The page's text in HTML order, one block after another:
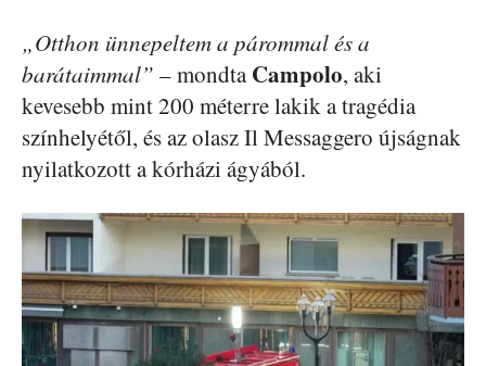
„Otthon ünnepeltem a párommal és a
barátaimmal” – mondtaCampolo, aki
kevesebb mint 200 méterre lakik a tragédia
színhelyétől, és az olasz Il Messaggero újságnak
nyilatkozott a kórházi ágyából.